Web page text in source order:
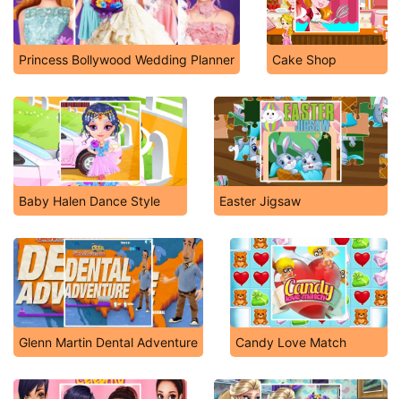
Princess Bollywood Wedding Planner Cake Shop
Baby Halen Dance Style Easter Jigsaw
Glenn Martin Dental Adventure Candy Love Match